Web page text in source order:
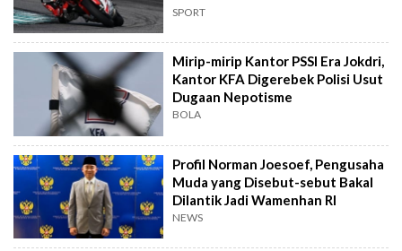
SPORT
Mirip-mirip Kantor PSSI Era Jokdri,
Kantor KFA Digerebek Polisi Usut
Dugaan Nepotisme
BOLA
Profil Norman Joesoef, Pengusaha
Muda yang Disebut-sebut Bakal
Dilantik Jadi Wamenhan RI
NEWS